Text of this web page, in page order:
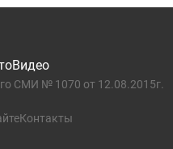
Видео
СМИ № 1070 от 12.08.2015г.
Контакты